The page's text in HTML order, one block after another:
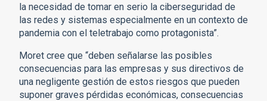
la necesidad de tomar en serio la ciberseguridad de
las redes y sistemas especialmente en un contexto de
pandemia con el teletrabajo como protagonista”.
Moret cree que “deben señalarse las posibles
consecuencias para las empresas y sus directivos de
una negligente gestión de estos riesgos que pueden
suponer graves pérdidas económicas, consecuencias